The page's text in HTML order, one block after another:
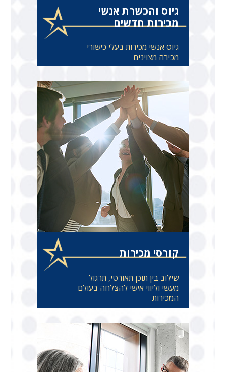
גיוס והכשרת אנשי
מכירות חדשים
גיוס אנשי מכירות בעלי כישורי
מכירה מצוינים
קורסי מכירות
שילוב בין תוכן תאורטי, תרגול
מעשי וליווי אישי להצלחה בעולם
המכירות